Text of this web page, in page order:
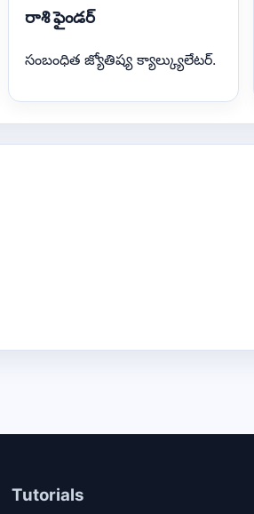
రాశి ఫైండర్
సంబంధిత జ్యోతిష్య క్యాల్క్యులేటర్.
Tutorials